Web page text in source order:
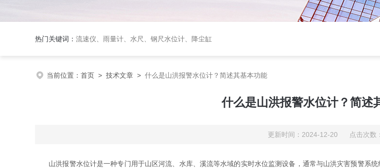
热门关键词： 流速仪、雨量计、水尺、钢尺水位计、降尘缸
当前位置： 首页 > 技术文章 > 什么是山洪报警水位计？简述其基本功能
什么是山洪报警水位计？简述
更新时间：2024-12-20 点击次数
山洪报警水位计是一种专门用于山区河流、水库、溪流等水域的实时水位监测设备，通常与山洪灾害预警系